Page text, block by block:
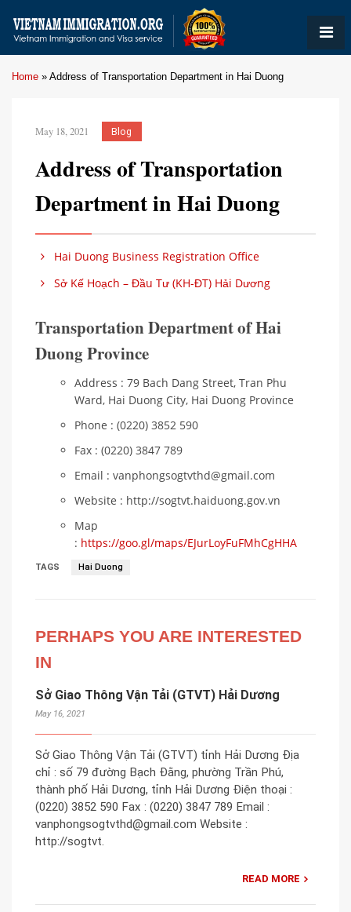
Home » Address of Transportation Department in Hai Duong
May 18, 2021 Blog
Address of Transportation
Department in Hai Duong
Hai Duong Business Registration Office
Sở Kế Hoạch – Đầu Tư (KH-ĐT) Hải Dương
Transportation Department of Hai
Duong Province
Address : 79 Bach Dang Street, Tran Phu
Ward, Hai Duong City, Hai Duong Province
Phone : (0220) 3852 590
Fax : (0220) 3847 789
Email : vanphongsogtvthd@gmail.com
Website : http://sogtvt.haiduong.gov.vn
Map
: https://goo.gl/maps/EJurLoyFuFMhCgHHA
TAGS Hai Duong
PERHAPS YOU ARE INTERESTED
IN
Sở Giao Thông Vận Tải (GTVT) Hải Dương
May 16, 2021
Sở Giao Thông Vận Tải (GTVT) tỉnh Hải Dương Địa
chỉ : số 79 đường Bạch Đằng, phường Trần Phú,
thành phố Hải Dương, tỉnh Hải Dương Điện thoại :
(0220) 3852 590 Fax : (0220) 3847 789 Email :
vanphongsogtvthd@gmail.com Website :
http://sogtvt.
READ MORE